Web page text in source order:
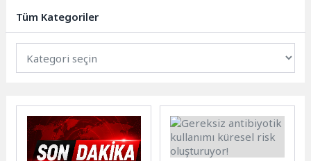
bütçelerine uygun ödeme
seçenekleriyle...
Tüm Kategoriler